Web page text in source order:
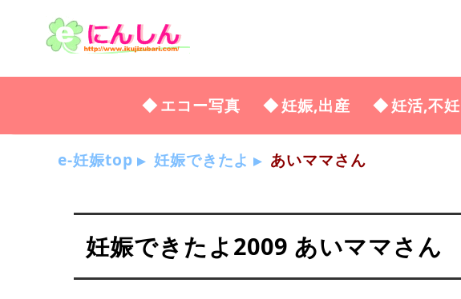
エコー写真 妊娠,出産 妊活,不妊
e-妊娠top 妊娠できたよ あいママさん
妊娠できたよ2009 あいママさん